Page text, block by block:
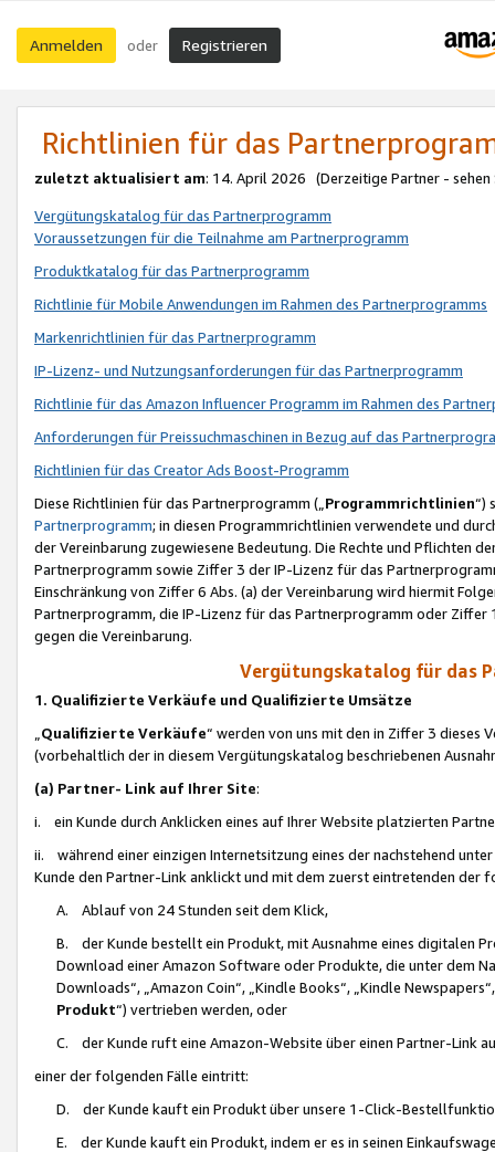
Anmelden oder Registrieren
Richtlinien für das
zuletzt aktualisiert am: 14. April 2026 (Derzeitige Partner - sehen
Vergütungskatalog für das Partnerprogramm
Voraussetzungen für die Teilnahme am Partnerprogramm
Produktkatalog für das Partnerprogramm
Richtlinie für Mobile Anwendungen im Rahmen des Partnerprogramms
Markenrichtlinien für das Partnerprogramm
IP-Lizenz- und Nutzungsanforderungen für das Partnerprogramm
Richtlinie für das Amazon Influencer Programm im Rahmen des
Anforderungen für Preissuchmaschinen in Bezug auf das
Richtlinien für das Creator Ads Boost-Programm
Diese Richtlinien für das Partnerprogramm („Programmrichtlinien“)
Partnerprogramm; in diesen Programmrichtlinien verwendete und
der Vereinbarung zugewiesene Bedeutung. Die Rechte und Pflichten
Partnerprogramm sowie Ziffer 3 der IP-Lizenz für das
Einschränkung von Ziffer 6 Abs. (a) der Vereinbarung wird hiermit
Partnerprogramm, die IP-Lizenz für das Partnerprogramm oder
gegen die Vereinbarung.
Vergütungskatalog für das
1. Qualifizierte Verkäufe und Qualifizierte Umsätze
Qualifizierte Verkäufe“ werden von uns mit den in Ziffer 3
(vorbehaltlich der in diesem Vergütungskatalog beschriebenen
(a) Partner- Link auf Ihrer Site:
i. ein Kunde durch Anklicken eines auf Ihrer Website platzierten
ii. während einer einzigen Internetsitzung eines der nachstehend
Kunde den Partner-Link anklickt und mit dem zuerst eintretenden der
A. Ablauf von 24 Stunden seit dem Klick,
B. der Kunde bestellt ein Produkt, mit Ausnahme eines digitalen
Download einer Amazon Software oder Produkte, die unter dem
Downloads“, „Amazon Coin“, „Kindle Books“, „Kindle
Produkt“) vertrieben werden, oder
C. der Kunde ruft eine Amazon-Website über einen Partner-Link
einer der folgenden Fälle eintritt:
D. der Kunde kauft ein Produkt über unsere 1-Click-
E. der Kunde kauft ein Produkt, indem er es in seinen